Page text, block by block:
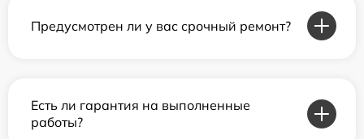
Предусмотрен ли у вас срочный ремонт?
Есть ли гарантия на выполненные
работы?